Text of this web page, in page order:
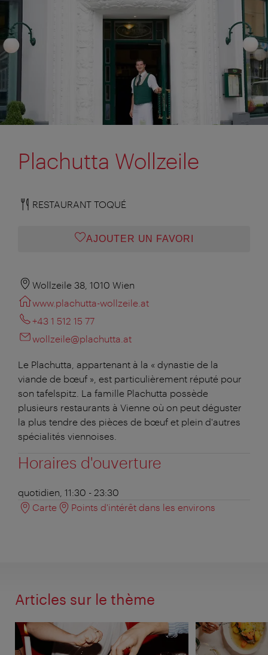
Plachutta Wollzeile
RESTAURANT TOQUÉ
AJOUTER UN FAVORI
Wollzeile 38, 1010 Wien
www.plachutta-wollzeile.at
+43 1 512 15 77
wollzeile@plachutta.at
Le Plachutta, appartenant à la « dynastie de la
viande de bœuf », est particulièrement réputé pour
son tafelspitz. La famille Plachutta possède
plusieurs restaurants à Vienne où on peut déguster
la plus tendre des pièces de bœuf et plein d'autres
spécialités viennoises.
Horaires d'ouverture
quotidien, 11:30 - 23:30
Carte
Points d'intérêt dans les environs
Articles sur le thème